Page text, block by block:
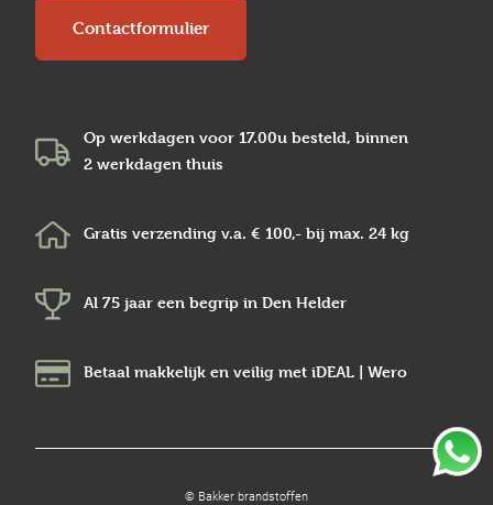
Contactformulier
Op werkdagen voor 17.00u besteld, binnen
2 werkdagen thuis
Gratis verzending v.a. € 100,- bij max. 24 kg
Al 75 jaar een begrip in Den Helder
Betaal makkelijk en veilig met iDEAL | Wero
© Bakker brandstoffen